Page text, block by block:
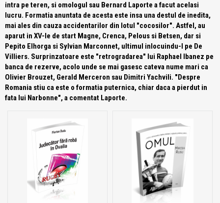
intra pe teren, si omologul sau Bernard Laporte a facut acelasi
lucru. Formatia anuntata de acesta este insa una destul de inedita,
mai ales din cauza accidentarilor din lotul "cocosilor". Astfel, au
aparut in XV-le de start Magne, Crenca, Pelous si Betsen, dar si
Pepito Elhorga si Sylvian Marconnet, ultimul inlocuindu-l pe De
Villiers. Surprinzatoare este "retrogradarea" lui Raphael Ibanez pe
banca de rezerve, acolo unde se mai gasesc cateva nume mari ca
Olivier Brouzet, Gerald Merceron sau Dimitri Yachvili. "Despre
Romania stiu ca este o formatia puternica, chiar daca a pierdut in
fata lui Narbonne", a comentat Laporte.